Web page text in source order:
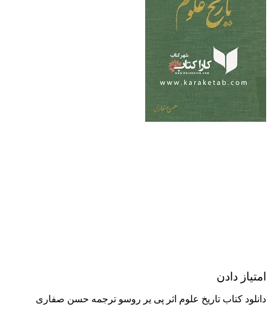
امتیاز دادن
دانلود کتاب تاریخ علوم اثر پی یر روسو ترجمه حسن صفاری